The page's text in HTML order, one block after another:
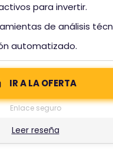
para invertir.
de análisis
automatizado.
IR A LA OFERTA
Enlace seguro
Leer reseña